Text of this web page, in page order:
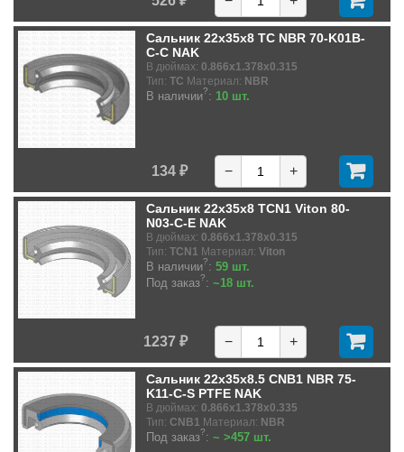
Сальник 22x35x8 TC NBR 70-K01B-
C-C NAK
В дюймах: 0.866x1.378x0.315
Тип: TC Материал: NBR
В наличии?: 10 шт.
134 ₽ − +
Сальник 22x35x8 TCN1 Viton 80-
N03-C-E NAK
В дюймах: 0.866x1.378x0.315
Тип: TCN1 Материал: Viton
В наличии?: 59 шт.
Под заказ?: ~18 шт.
1237 ₽ − +
Сальник 22x35x8.5 CNB1 NBR 75-
K11-C-S PTFE NAK
В дюймах: 0.866x1.378x0.335
Тип: CNB1 Материал: NBR
Под заказ?: ~ >457 шт.